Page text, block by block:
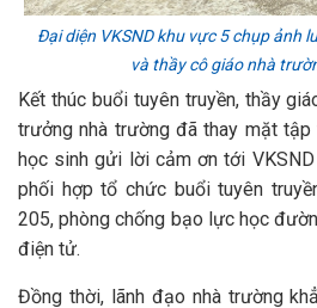
Đại diện VKSND khu vực 5 chụp ảnh
và thầy cô giáo nhà
Kết thúc buổi tuyên truyền, thầy
trưởng nhà trường đã thay mặt
học sinh gửi lời cảm ơn tới
phối hợp tổ chức buổi tuyên
205, phòng chống bạo lực học
điện tử.
Đồng thời, lãnh đạo nhà trường